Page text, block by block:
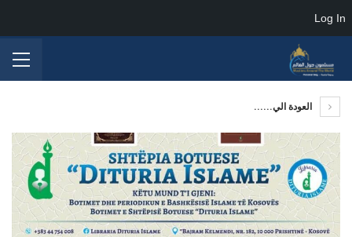
العودة الي......
Log In